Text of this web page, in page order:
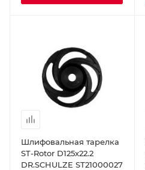
Шлифовальная тарелка
ST-Rotor D125х22.2
DR.SCHULZE ST21000027